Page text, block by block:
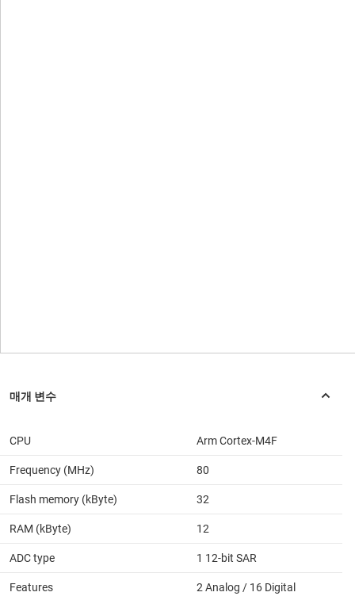
CPU Arm Cortex-M4F
Frequency (MHz) 80
Flash memory (kByte) 32
RAM (kByte) 12
ADC type 1 12-bit SAR
Features
2 Analog / 16 Digital